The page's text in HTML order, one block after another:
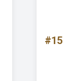
#15